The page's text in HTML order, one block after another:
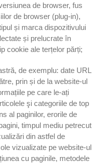
de browser, fus
de browser (plug-in),
și marca dispozitivului
și prelucrate în
cookie ale terțelor părți;
de exemplu: date URL
prin și de la website-ul
pe care le-ați
şi categoriile de top
al paginilor, erorile de
timpul mediu petrecut
din astfel de
vizualizate pe website-ul
cu paginile, metodele